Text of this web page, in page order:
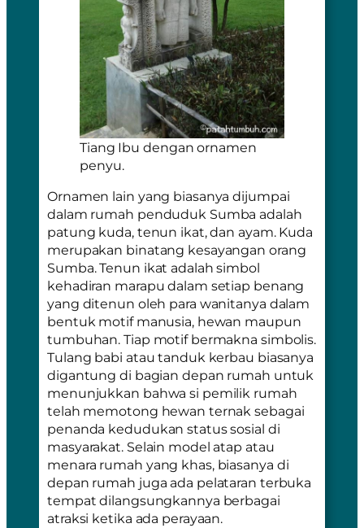
Tiang Ibu dengan ornamen
penyu.
Ornamen lain yang biasanya dijumpai
dalam rumah penduduk Sumba adalah
patung kuda, tenun ikat, dan ayam. Kuda
merupakan binatang kesayangan orang
Sumba. Tenun ikat adalah simbol
kehadiran marapu dalam setiap benang
yang ditenun oleh para wanitanya dalam
bentuk motif manusia, hewan maupun
tumbuhan. Tiap motif bermakna simbolis.
Tulang babi atau tanduk kerbau biasanya
digantung di bagian depan rumah untuk
menunjukkan bahwa si pemilik rumah
telah memotong hewan ternak sebagai
penanda kedudukan status sosial di
masyarakat. Selain model atap atau
menara rumah yang khas, biasanya di
depan rumah juga ada pelataran terbuka
tempat dilangsungkannya berbagai
atraksi ketika ada perayaan.